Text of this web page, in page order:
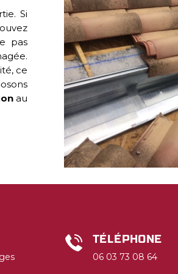
Si
pas
ce
au
Téléphone
06 03 73 08 64